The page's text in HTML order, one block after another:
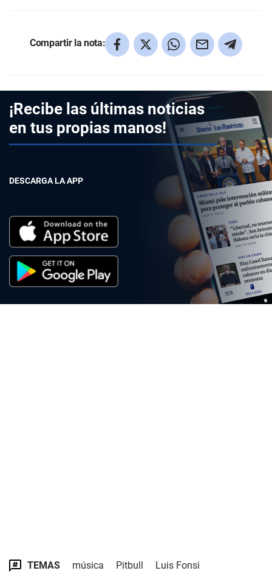
Compartir la nota:
¡Recibe las últimas noticias
en tus propias manos!
DESCARGA LA APP
TEMAS música Pitbull
Luis Fonsi